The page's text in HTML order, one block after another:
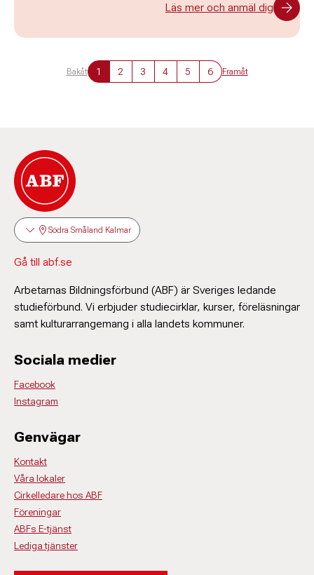
Läs mer och anmäl dig
Bakåt 1 2 3 4 5 6 Framåt
Södra Småland Kalmar
Gå till abf.se
Arbetarnas Bildningsförbund (ABF) är Sveriges ledande
studieförbund. Vi erbjuder studiecirklar, kurser, föreläsningar
samt kulturarrangemang i alla landets kommuner.
Sociala medier
Facebook
Instagram
Genvägar
Kontakt
Våra lokaler
Cirkelledare hos ABF
Föreningar
ABFs E-tjänst
Lediga tjänster